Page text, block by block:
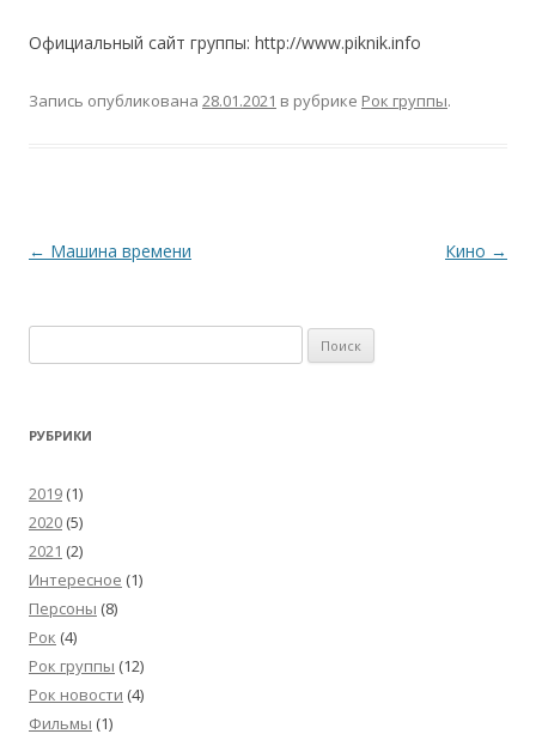
Официальный сайт группы: http://www.piknik.info
Запись опубликована 28.01.2021 в рубрике Рок группы.
Навигация
← Машина времени Кино →
РУБРИКИ
2019 (1)
2020 (5)
2021 (2)
Интересное (1)
Персоны (8)
Рок (4)
Рок группы (12)
Рок новости (4)
Фильмы (1)